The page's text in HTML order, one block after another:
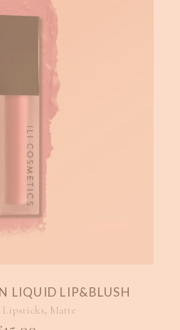
LIQUID LIP&BLUSH
Lipsticks, Matte